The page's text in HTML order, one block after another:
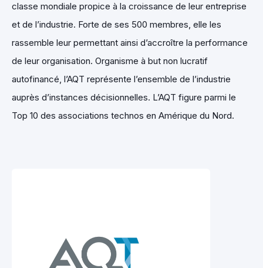
classe mondiale propice à la croissance de leur entreprise
et de l’industrie. Forte de ses 500 membres, elle les
rassemble leur permettant ainsi d’accroître la performance
de leur organisation. Organisme à but non lucratif
autofinancé, l’AQT représente l’ensemble de l’industrie
auprès d’instances décisionnelles. L’AQT figure parmi le
Top 10 des associations technos en Amérique du Nord.